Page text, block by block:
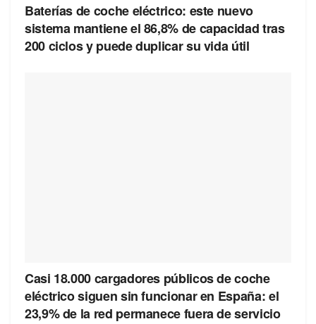
Baterías de coche eléctrico: este nuevo
sistema mantiene el 86,8% de capacidad tras
200 ciclos y puede duplicar su vida útil
Casi 18.000 cargadores públicos de coche
eléctrico siguen sin funcionar en España: el
23,9% de la red permanece fuera de servicio